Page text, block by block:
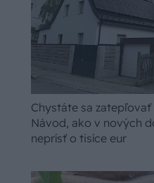
Chystáte sa
Návod, ako v nových
neprísť o tisíce eur